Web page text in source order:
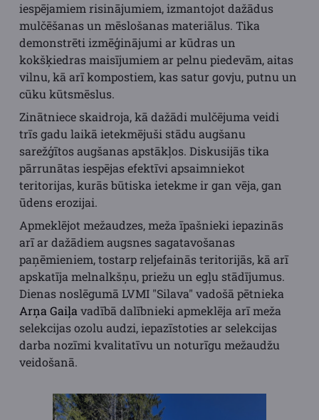
iespējamiem risinājumiem, izmantojot dažādus
mulčēšanas un mēslošanas materiālus. Tika
demonstrēti izmēģinājumi ar kūdras un
kokšķiedras maisījumiem ar pelnu piedevām, aitas
vilnu, kā arī kompostiem, kas satur govju, putnu un
cūku kūtsmēslus.
Zinātniece skaidroja, kā dažādi mulčējuma veidi
trīs gadu laikā ietekmējuši stādu augšanu
sarežģītos augšanas apstākļos. Diskusijās tika
pārrunātas iespējas efektīvi apsaimniekot
teritorijas, kurās būtiska ietekme ir gan vēja, gan
ūdens erozijai.
Apmeklējot mežaudzes, meža īpašnieki iepazinās
arī ar dažādiem augsnes sagatavošanas
paņēmieniem, tostarp reljefainās teritorijās, kā arī
apskatīja melnalkšņu, priežu un egļu stādījumus.
Dienas noslēgumā LVMI "Silava" vadošā pētnieka
Arņa Gaiļa vadībā dalībnieki apmeklēja arī meža
selekcijas ozolu audzi, iepazīstoties ar selekcijas
darba nozīmi kvalitatīvu un noturīgu mežaudžu
veidošanā.